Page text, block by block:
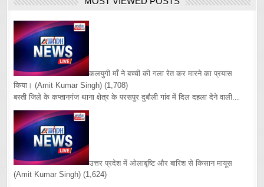
कलयुगी माँ ने बच्ची की गला रेत कर मारने का प्रयास
किया। (Amit Kumar Singh) (1,708)
बस्ती जिले के कप्तानगंज थाना क्षेत्र के परसपुर दुबौली गांव में दिल दहला देने वाली...
उत्तर प्रदेश में ओलाबृष्टि और बारिश से किसान मायूस
(Amit Kumar Singh) (1,624)